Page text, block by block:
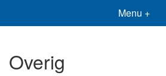
Menu +
Overig